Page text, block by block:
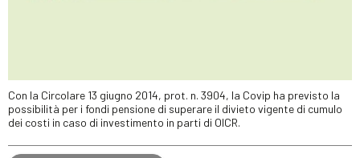
Con la Circolare 13 giugno 2014, prot. n. 3904, la Covip ha previsto la
possibilità per i fondi pensione di superare il divieto vigente di cumulo
dei costi in caso di investimento in parti di OICR.